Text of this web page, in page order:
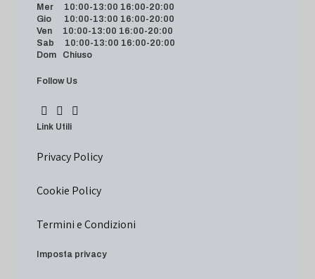
Mer 10:00-13:00 16:00-20:00
Gio 10:00-13:00 16:00-20:00
Ven 10:00-13:00 16:00-20:00
Sab 10:00-13:00 16:00-20:00
Dom Chiuso
Follow Us
Link Utili
Privacy Policy
Cookie Policy
Termini e Condizioni
Imposta privacy